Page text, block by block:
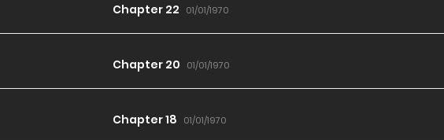
Chapter 22 01/01/1970
Chapter 20 01/01/1970
Chapter 18 01/01/1970